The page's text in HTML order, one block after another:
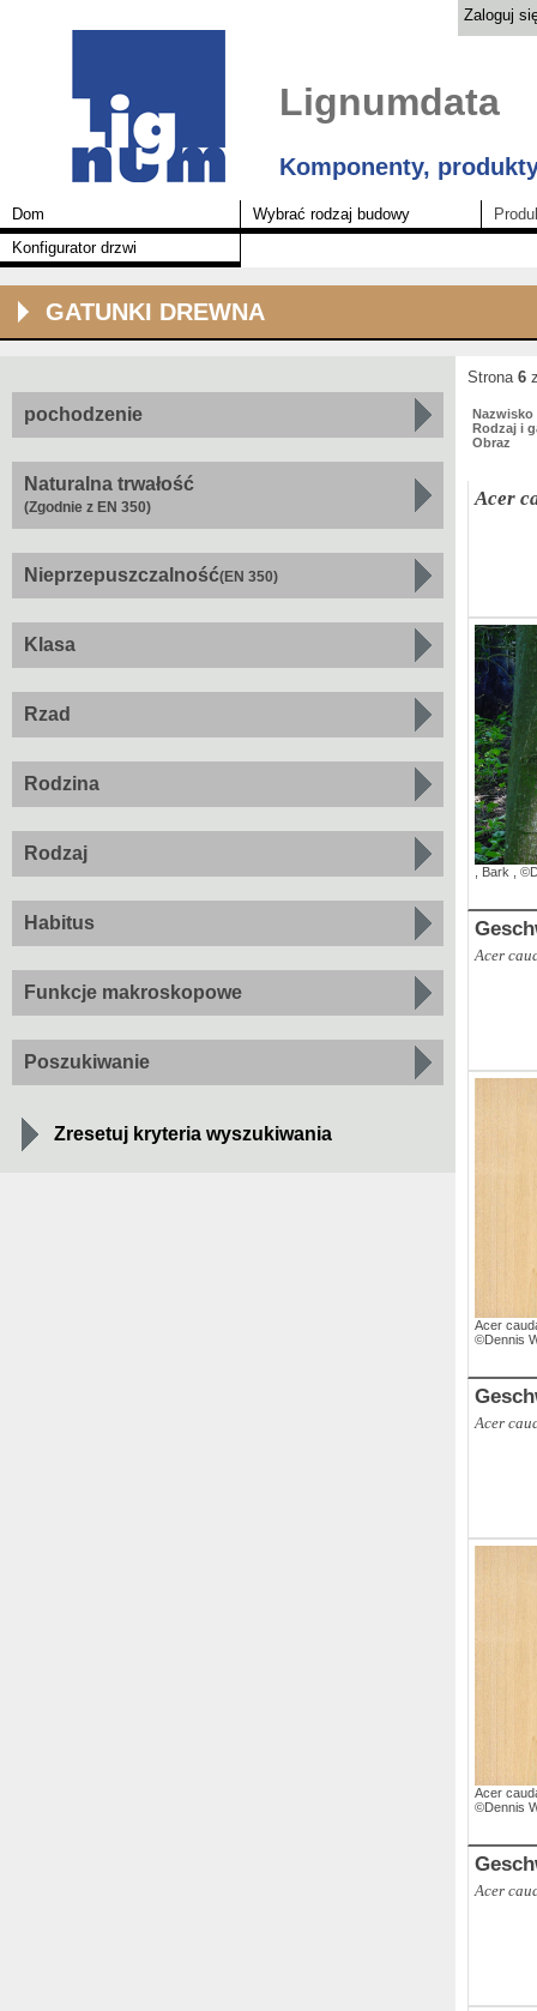
Zaloguj
Lignumdata
Komponenty,
Dom Wybrać rodzaj budowy
Konfigurator drzwi
GATUNKI DREWNA
pochodzenie
Naturalna trwałość
(Zgodnie z EN 350)
Nieprzepuszczalność(EN 350)
Klasa
Rzad
Rodzina
Rodzaj
Habitus
Funkcje makroskopowe
Poszukiwanie
Zresetuj kryteria wyszukiwania
Strona 6
Nazwisko
Rodzaj i
Obraz
Acer
Bark
Acer
Acer
©Dennis
Acer
Acer
©Dennis
Acer